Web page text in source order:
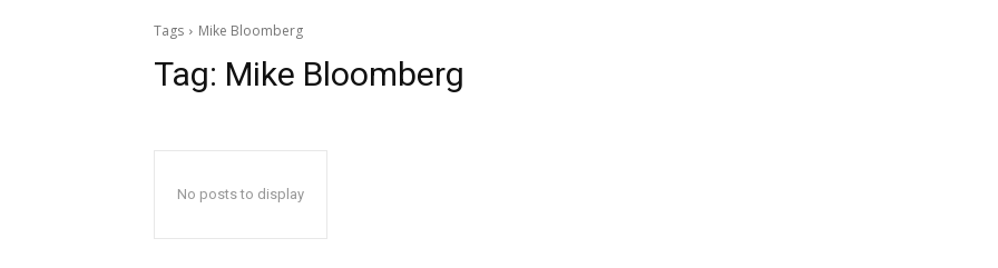
Tags Mike Bloomberg
Tag: Mike Bloomberg
No posts to display